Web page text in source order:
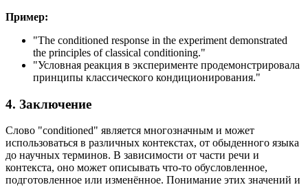
Пример:
"The conditioned response in the experiment demonstrated
the principles of classical conditioning."
"Условная реакция в эксперименте продемонстрировала
принципы классического кондиционирования."
4. Заключение
Слово "conditioned" является многозначным и может
использоваться в различных контекстах, от обыденного языка
до научных терминов. В зависимости от части речи и
контекста, оно может описывать что-то обусловленное,
подготовленное или изменённое. Понимание этих значений и